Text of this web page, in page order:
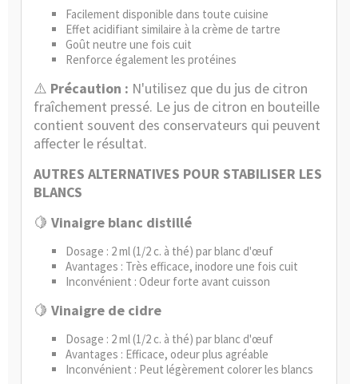
Facilement disponible dans toute cuisine
Effet acidifiant similaire à la crème de tartre
Goût neutre une fois cuit
Renforce également les protéines
⚠️ Précaution : N'utilisez que du jus de citron
fraîchement pressé. Le jus de citron en bouteille
contient souvent des conservateurs qui peuvent
affecter le résultat.
AUTRES ALTERNATIVES POUR STABILISER LES
BLANCS
🍋 Vinaigre blanc distillé
Dosage : 2 ml (1/2 c. à thé) par blanc d'œuf
Avantages : Très efficace, inodore une fois cuit
Inconvénient : Odeur forte avant cuisson
🍋 Vinaigre de cidre
Dosage : 2 ml (1/2 c. à thé) par blanc d'œuf
Avantages : Efficace, odeur plus agréable
Inconvénient : Peut légèrement colorer les blancs